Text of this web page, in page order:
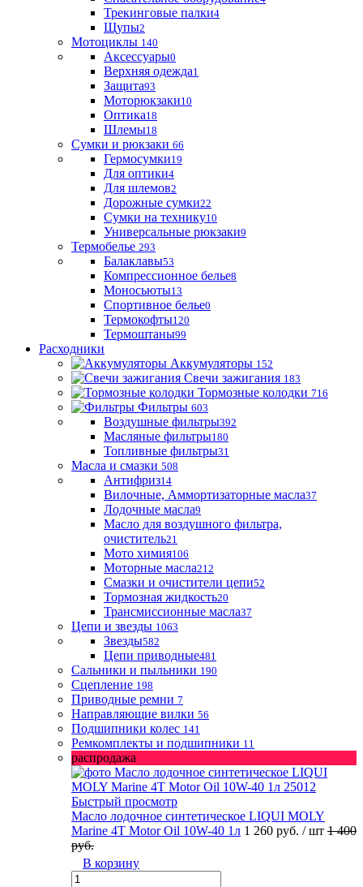
Трекинговые палки4
Щупы2
Мотоциклы 140
Аксессуары0
Верхняя одежда1
Защита93
Моторюкзаки10
Оптика18
Шлемы18
Сумки и рюкзаки 66
Гермосумки19
Для оптики4
Для шлемов2
Дорожные сумки22
Сумки на технику10
Универсальные рюкзаки9
Термобелье 293
Балаклавы53
Компрессионное белье8
Моносьюты13
Спортивное белье0
Термокофты120
Термоштаны99
Расходники
Аккумуляторы 152
Свечи зажигания 183
Тормозные колодки 716
Фильтры 603
Воздушные фильтры392
Масляные фильтры180
Топливные фильтры31
Масла и смазки 508
Антифриз14
Вилочные, Аммортизаторные масла37
Лодочные масла9
Масло для воздушного фильтра,
очиститель21
Мото химия106
Моторные масла212
Смазки и очистители цепи52
Тормозная жидкость20
Трансмиссионные масла37
Цепи и звезды 1063
Звезды582
Цепи приводные481
Сальники и пыльники 190
Сцепление 198
Приводные ремни 7
Направляющие вилки 56
Подшипники колес 141
Ремкомплекты и подшипники 11
распродажа
Быстрый просмотр
Масло лодочное синтетическое LIQUI MOLY
Marine 4T Motor Oil 10W-40 1л 1 260 руб. / шт 1 400
руб.
В корзину